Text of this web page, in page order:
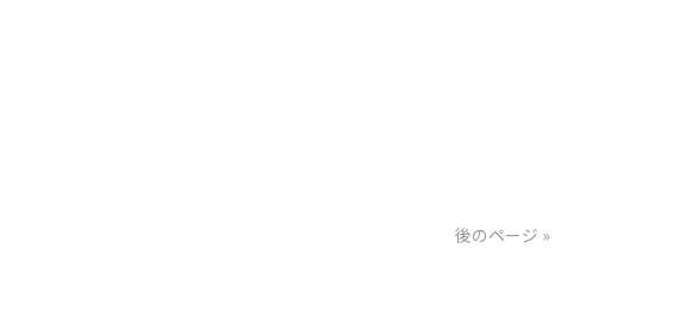
後のページ »